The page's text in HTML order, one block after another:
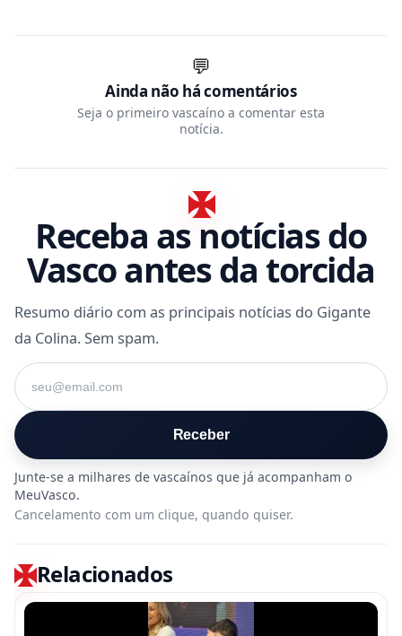
💬
Ainda não há comentários
Seja o primeiro vascaíno a comentar esta
notícia.
Receba as notícias do
Vasco antes da torcida
Resumo diário com as principais notícias do Gigante
da Colina. Sem spam.
Seu e-mail
Receber
Cancelamento com um clique, quando quiser.
Relacionados